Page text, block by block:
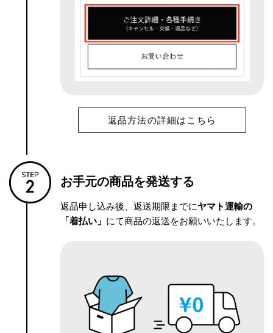
返品方法の詳細はこちら
お手元の商品を発送する
返品申し込み後、返送期限までにヤマト運輸の
「着払い」 にて商品の返送をお願いいたします。